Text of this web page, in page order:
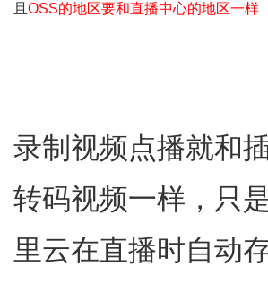
且 OSS的地区要和直播中心的地区一样
录制视频点播就和
转码视频一样，只
里云在直播时自动